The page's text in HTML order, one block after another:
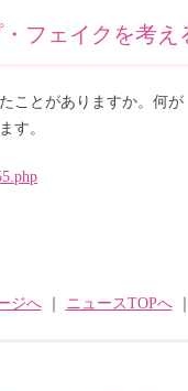
フェイクを考え
ことがありますか。何
す。
ジへ｜ ニュースTOPへ｜